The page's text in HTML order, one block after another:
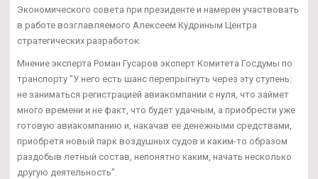
Экономического совета при президенте и намерен участвовать
в работе возглавляемого Алексеем Кудриным Центра
стратегических разработок.
Мнение эксперта Роман Гусаров эксперт Комитета Госдумы по
транспорту "У него есть шанс перепрыгнуть через эту ступень:
не заниматься регистрацией авиакомпании с нуля, что займет
много времени и не факт, что будет удачным, а приобрести уже
готовую авиакомпанию и, накачав ее денежными средствами,
приобретя новый парк воздушных судов и каким-то образом
раздобыв летный состав, непонятно каким, начать несколько
другую деятельность".